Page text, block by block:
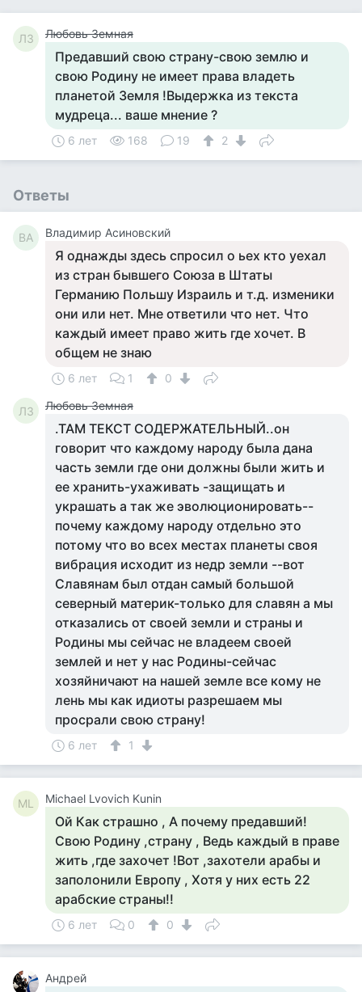
ЛЗ Любовь Земная
Предавший свою страну-свою землю и
свою Родину не имеет права владеть
планетой Земля !Выдержка из текста
мудреца... ваше мнение ?
6 лет 168 19 2
Ответы
ВА Владимир Асиновский
Я однажды здесь спросил о ьех кто уехал
из стран бывшего Союза в Штаты
Германию Польшу Израиль и т.д. изменики
они или нет. Мне ответили что нет. Что
каждый имеет право жить где хочет. В
общем не знаю
6 лет 1 0
ЛЗ Любовь Земная
.ТАМ ТЕКСТ СОДЕРЖАТЕЛЬНЫЙ..он
говорит что каждому народу была дана
часть земли где они должны были жить и
ее хранить-ухаживать -защищать и
украшать а так же эволюционировать--
почему каждому народу отдельно это
потому что во всех местах планеты своя
вибрация исходит из недр земли --вот
Славянам был отдан самый большой
северный материк-только для славян а мы
отказались от своей земли и страны и
Родины мы сейчас не владеем своей
землей и нет у нас Родины-сейчас
хозяйничают на нашей земле все кому не
лень мы как идиоты разрешаем мы
просрали свою страну!
6 лет 1
ML Michael Lvovich Kunin
Ой Как страшно , А почему предавший!
Свою Родину ,страну , Ведь каждый в праве
жить ,где захочет !Вот ,захотели арабы и
заполонили Европу , Хотя у них есть 22
арабские страны!!
6 лет 0 0
Андрей